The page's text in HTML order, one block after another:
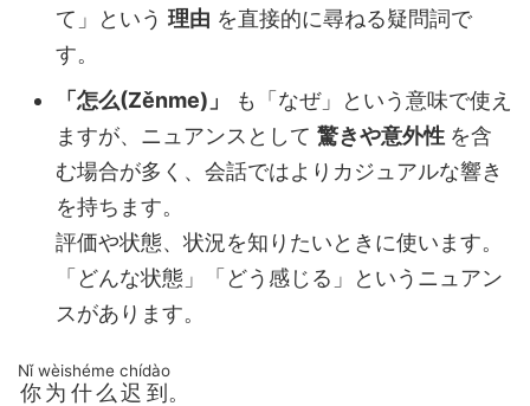
て」という 理由 を直接的に尋ねる疑問詞で
す。
「怎么(Zěnme)」
も「なぜ」という意味で使え
ますが、ニュアンスとして 驚きや意外性 を含
む場合が多く、会話ではよりカジュアルな響き
を持ちます。
評価や状態、状況を知りたいときに使います。
「どんな状態」「どう感じる」というニュアン
スがあります。
你为什么迟到
Nǐ wèishéme chídào
。